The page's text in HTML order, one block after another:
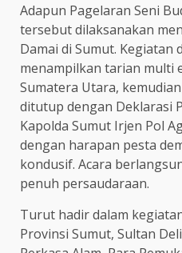
Adapun Pagelaran Seni
tersebut dilaksanakan
Damai di Sumut. Kegiatan
menampilkan tarian multi
Sumatera Utara,
ditutup dengan Deklarasi
Kapolda Sumut Irjen Pol
dengan harapan pesta
kondusif. Acara
penuh persaudaraan.
Turut hadir dalam
Provinsi Sumut, Sultan